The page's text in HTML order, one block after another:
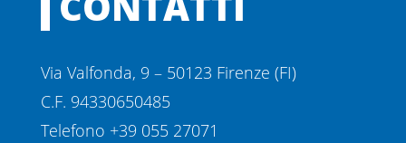
Via Valfonda, 9 – 50123 Firenze (FI)
C.F. 94330650485
Telefono +39 055 27071